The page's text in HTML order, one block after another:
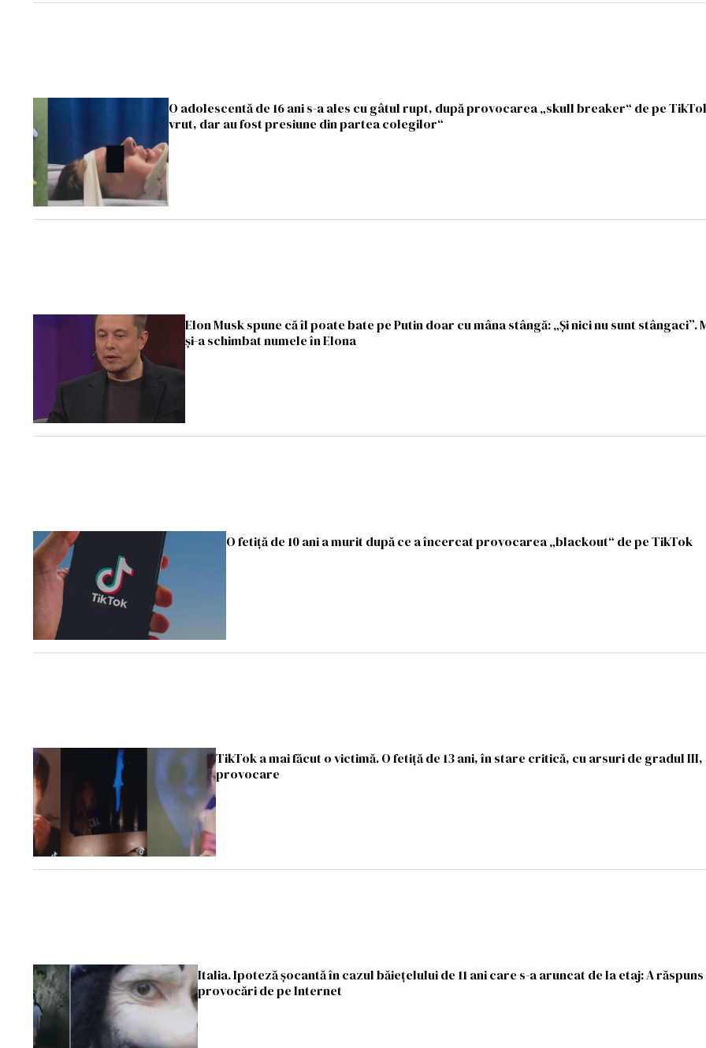
O adolescentă de 16 ani s-a ales cu gâtul rupt, după provocarea „skull breaker“ de pe
vrut, dar au fost presiune din partea colegilor“
Elon Musk spune că îl poate bate pe Putin doar cu mâna stângă: „Și nici nu sunt
și-a schimbat numele în Elona
O fetiță de 10 ani a murit după ce a încercat provocarea „blackout“ de pe TikTok
TikTok a mai făcut o victimă. O fetiţă de 13 ani, în stare critică, cu arsuri de gradul III,
provocare
Italia. Ipoteză șocantă în cazul băiețelului de 11 ani care s-a aruncat de la etaj: A
provocări de pe Internet